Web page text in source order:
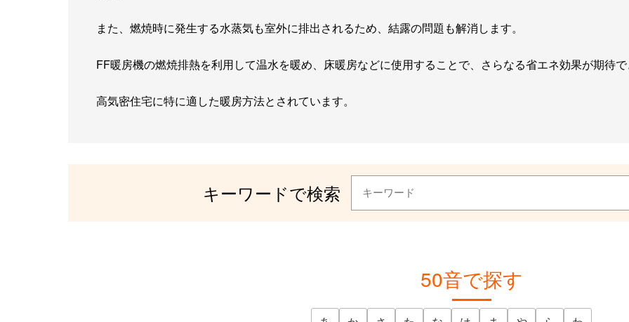
また、燃焼時に発生する水蒸気も室外に排出されるため、結露の問題も解消します。
FF暖房機の燃焼排熱を利用して温水を暖め、床暖房などに使用することで、さらなる省エネ効果が期待
高気密住宅に特に適した暖房方法とされています。
キーワードで検索
50音で探す